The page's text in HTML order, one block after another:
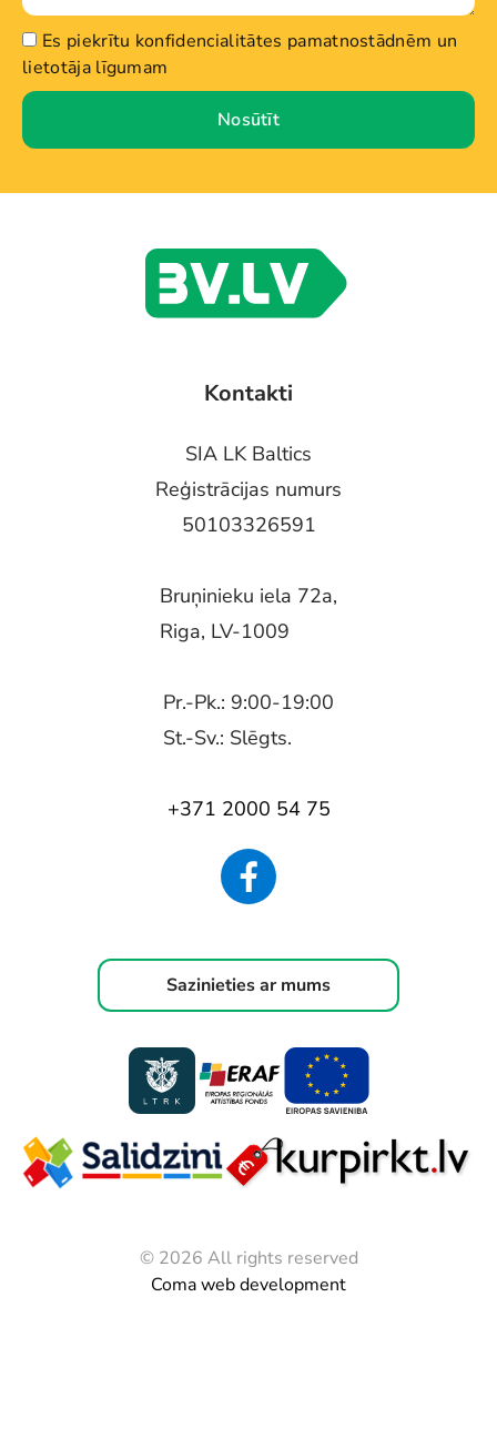
Es piekrītu konfidencialitātes pamatnostādnēm un
lietotāja līgumam
Nosūtīt
Kontakti
SIA LK Baltics
Reģistrācijas numurs
50103326591
Bruņinieku iela 72a,
Riga, LV-1009
Pr.-Pk.: 9:00-19:00
St.-Sv.: Slēgts.
+371 2000 54 75
Sazinieties ar mums
© 2026 All rights reserved
Coma web development